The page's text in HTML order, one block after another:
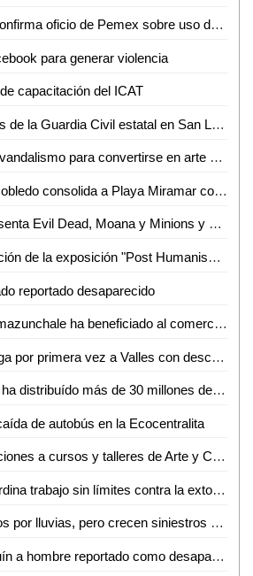
Alcalde de Tamuín confirma oficio de Pemex sobre uso de explosivos para actividades petroleras
para generar violencia
capacitación del ICAT
Refuerzan operativos de la Guardia Civil estatal en San Luis Potosí
El grafiti dejó de ser vandalismo para convertirse en arte urbano
Erasmo González Robledo consolida a Playa Miramar como referente nacional e internacional con el izamiento Blue Flag 2026-2027
Verano cineteca presenta Evil Dead, Moana y Minions y monstruos
Invitan a la inauguración de la exposición "Post Humanism" eros y thanatos, de Ennio Castellano
reportado desaparecido
Carretera Valles–Tamazunchale ha beneficiado al comercio y turismo de Tamazunchale: CANACO
ExpoBecas 2026 llega por primera vez a Valles con descuentos de hasta 60% para estudiantes
Gobierno del estado ha distribuído más de 30 millones de litros de agua
de autobús en la Ecocentralita
UASLP abre inscripciones a cursos y talleres de Arte y Cultura para el semestre agosto-diciembre 2026
San Luis Potosí coordina trabajo sin límites contra la extorsión
Disminuyen incendios por lluvias, pero crecen siniestros en viviendas de SLP: Bomberos
Encuentran en Tamuín a hombre reportado como desaparecido en Tamasopo